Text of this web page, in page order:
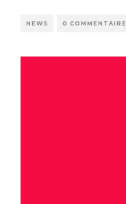
NEWS 0 COMMENTAIRE